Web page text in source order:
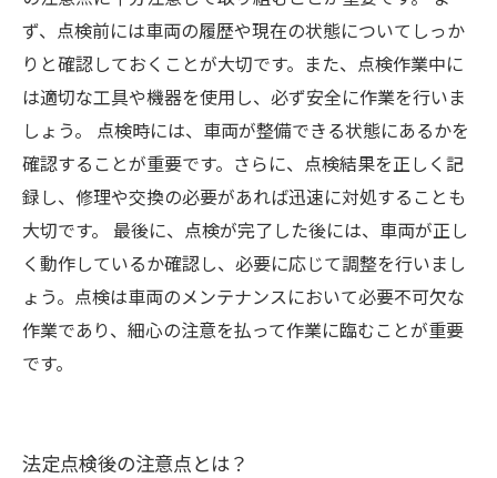
ず、点検前には車両の履歴や現在の状態についてしっか
りと確認しておくことが大切です。また、点検作業中に
は適切な工具や機器を使用し、必ず安全に作業を行いま
しょう。 点検時には、車両が整備できる状態にあるかを
確認することが重要です。さらに、点検結果を正しく記
録し、修理や交換の必要があれば迅速に対処することも
大切です。 最後に、点検が完了した後には、車両が正し
く動作しているか確認し、必要に応じて調整を行いまし
ょう。点検は車両のメンテナンスにおいて必要不可欠な
作業であり、細心の注意を払って作業に臨むことが重要
です。
法定点検後の注意点とは？